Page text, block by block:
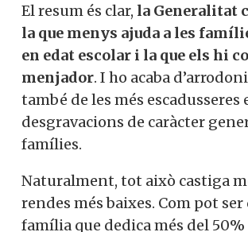
El resum és clar, la Generalitat
la que menys ajuda a les
en edat escolar i la que els hi
menjador. I ho acaba
també de les més escadusseres
desgravacions de caràcter
famílies.
Naturalment, tot això castiga
rendes més baixes. Com pot ser
família que dedica més del 50%